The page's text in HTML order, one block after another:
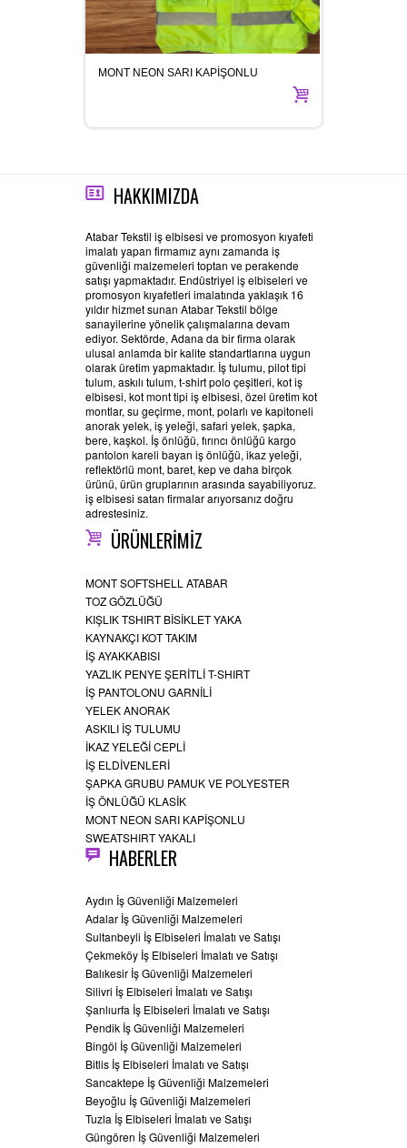
MONT NEON SARI KAPİŞONLU
HAKKIMIZDA
Atabar Tekstil iş elbisesi ve promosyon kıyafeti
imalatı yapan firmamız aynı zamanda iş
güvenliği malzemeleri toptan ve perakende
satışı yapmaktadır. Endüstriyel iş elbiseleri ve
promosyon kıyafetleri imalatında yaklaşık 16
yıldır hizmet sunan Atabar Tekstil bölge
sanayilerine yönelik çalışmalarına devam
ediyor. Sektörde, Adana da bir firma olarak
ulusal anlamda bir kalite standartlarına uygun
olarak üretim yapmaktadır. İş tulumu, pilot tipi
tulum, askılı tulum, t-shirt polo çeşitleri, kot iş
elbisesi, kot mont tipi iş elbisesi, özel üretim kot
montlar, su geçirme, mont, polarlı ve kapitoneli
anorak yelek, iş yeleği, safari yelek, şapka,
bere, kaşkol. İş önlüğü, fırıncı önlüğü kargo
pantolon kareli bayan iş önlüğü, ikaz yeleği,
reflektörlü mont, baret, kep ve daha birçok
ürünü, ürün gruplarının arasında sayabiliyoruz.
iş elbisesi satan firmalar arıyorsanız doğru
adrestesiniz.
ÜRÜNLERİMİZ
MONT SOFTSHELL ATABAR
TOZ GÖZLÜĞÜ
KIŞLIK TSHIRT BİSİKLET YAKA
KAYNAKÇI KOT TAKIM
İŞ AYAKKABISI
YAZLIK PENYE ŞERİTLİ T-SHIRT
İŞ PANTOLONU GARNİLİ
YELEK ANORAK
ASKILI İŞ TULUMU
İKAZ YELEĞİ CEPLİ
İŞ ELDİVENLERİ
ŞAPKA GRUBU PAMUK VE POLYESTER
İŞ ÖNLÜĞÜ KLASİK
MONT NEON SARI KAPİŞONLU
SWEATSHIRT YAKALI
HABERLER
Aydın İş Güvenliği Malzemeleri
Adalar İş Güvenliği Malzemeleri
Sultanbeyli İş Elbiseleri İmalatı ve Satışı
Çekmeköy İş Elbiseleri İmalatı ve Satışı
Balıkesir İş Güvenliği Malzemeleri
Silivri İş Elbiseleri İmalatı ve Satışı
Şanlıurfa İş Elbiseleri İmalatı ve Satışı
Pendik İş Güvenliği Malzemeleri
Bingöl İş Güvenliği Malzemeleri
Bitlis İş Elbiseleri İmalatı ve Satışı
Sancaktepe İş Güvenliği Malzemeleri
Beyoğlu İş Güvenliği Malzemeleri
Tuzla İş Elbiseleri İmalatı ve Satışı
Güngören İş Güvenliği Malzemeleri